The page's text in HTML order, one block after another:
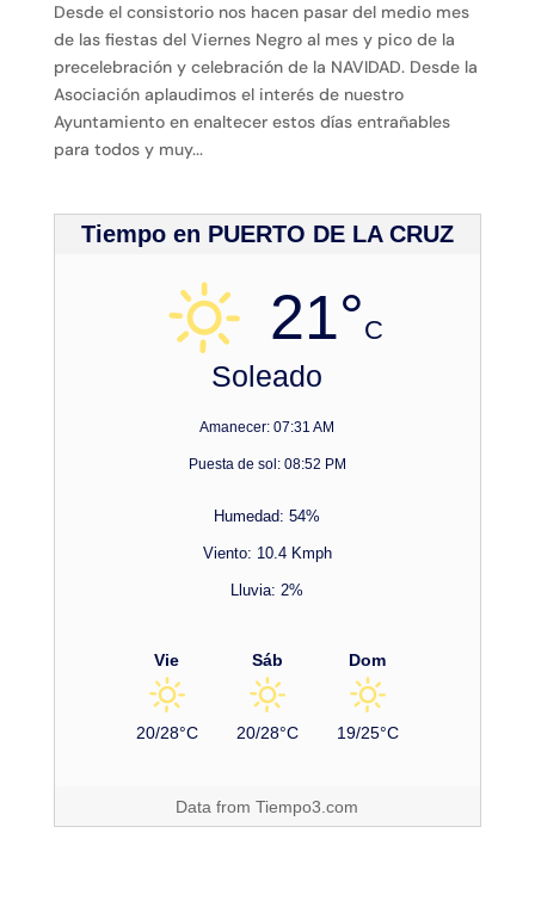
Desde el consistorio nos hacen pasar del medio mes
de las fiestas del Viernes Negro al mes y pico de la
precelebración y celebración de la NAVIDAD. Desde la
Asociación aplaudimos el interés de nuestro
Ayuntamiento en enaltecer estos días entrañables
para todos y muy...
Tiempo en PUERTO DE LA CRUZ
21°C
Soleado
Amanecer: 07:31 AM
Puesta de sol: 08:52 PM
Humedad: 54%
Viento: 10.4 Kmph
Lluvia: 2%
Vie
20/28°C
Sáb
20/28°C
Dom
19/25°C
Data fromTiempo3.com